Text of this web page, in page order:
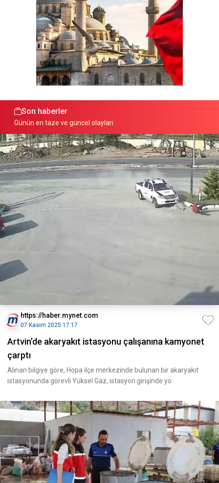
Son haberler
Günün en taze ve güncel olayları
https://haber.mynet.com
07 Kasım 2025 17:17
Artvin’de akaryakıt istasyonu çalışanına kamyonet
çarptı
Alınan bilgiye göre, Hopa ilçe merkezinde bulunan bir akaryakıt
istasyonunda görevli Yüksel Gaz, istasyon girişinde yo